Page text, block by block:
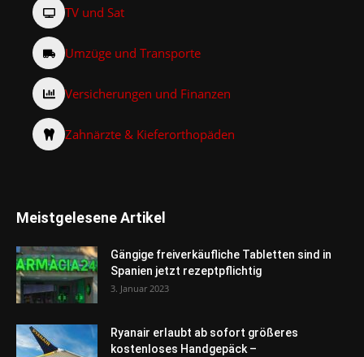
TV und Sat
Umzüge und Transporte
Versicherungen und Finanzen
Zahnärzte & Kieferorthopäden
Meistgelesene Artikel
Gängige freiverkäufliche Tabletten sind in
Spanien jetzt rezeptpflichtig
3. Januar 2023
Ryanair erlaubt ab sofort größeres
kostenloses Handgepäck –